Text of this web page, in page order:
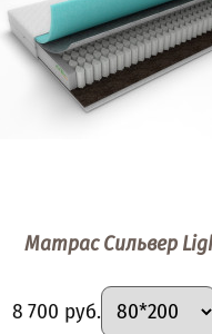
Матрас Сильвер
Цена
8 700 руб.
Подобрать
Размер: